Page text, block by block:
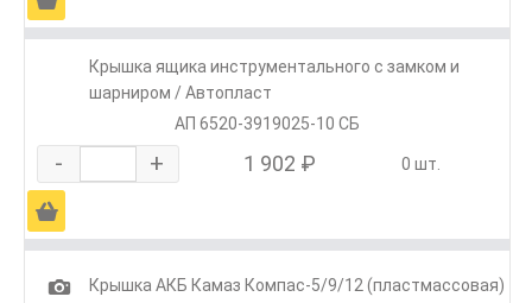
Крышка ящика инструментального с замком и
шарниром / Автопласт
АП 6520-3919025-10 СБ
- + 1 902 ₽ 0 шт.
Ä
1
Крышка АКБ Камаз Компас-5/9/12 (пластмассовая)